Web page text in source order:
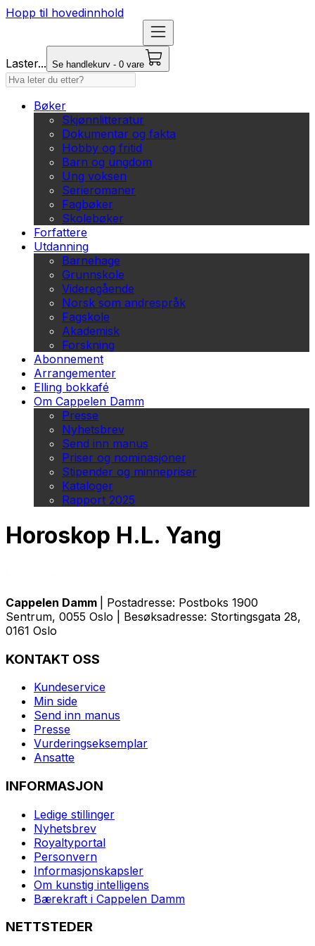
Hopp til hovedinnhold
Laster... Se handlekurv - 0 vare
Bøker
Skjønnlitteratur
Dokumentar og fakta
Hobby og fritid
Barn og ungdom
Ung voksen
Serieromaner
Fagbøker
Skolebøker
Forfattere
Utdanning
Barnehage
Grunnskole
Videregående
Norsk som andrespråk
Fagskole
Akademisk
Forskning
Abonnement
Arrangementer
Elling bokkafé
Om Cappelen Damm
Presse
Nyhetsbrev
Send inn manus
Priser og nominasjoner
Stipender og minnepriser
Kataloger
Rapport 2025
Horoskop H.L. Yang
Cappelen Damm
| Postadresse: Postboks 1900
Sentrum, 0055 Oslo | Besøksadresse: Stortingsgata 28,
0161 Oslo
KONTAKT OSS
Kundeservice
Min side
Send inn manus
Presse
Vurderingseksemplar
Ansatte
INFORMASJON
Ledige stillinger
Nyhetsbrev
Royaltyportal
Personvern
Informasjonskapsler
Om kunstig intelligens
Bærekraft i Cappelen Damm
NETTSTEDER